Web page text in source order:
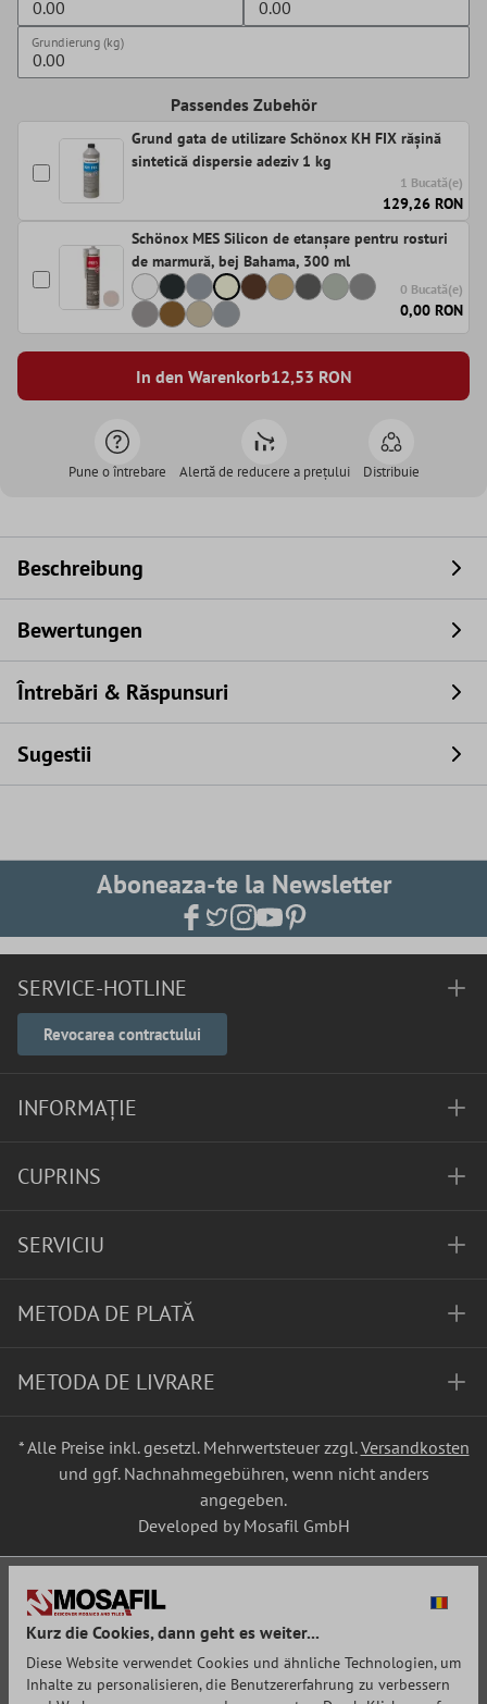
Grundierung (kg)
Passendes Zubehör
Grund gata de utilizare Schönox KH FIX rășină
sintetică dispersie adeziv 1 kg
1 Bucată(e)
129,26 RON
Schönox MES Silicon de etanșare pentru rosturi
de marmură, bej Bahama, 300 ml
0 Bucată(e)
0,00 RON
In den Warenkorb12,53 RON
Pune o întrebare Alertă de reducere a prețului Distribuie
Beschreibung
Bewertungen
Întrebări & Răspunsuri
Sugestii
Aboneaza-te la Newsletter
SERVICE-HOTLINE
Revocarea contractului
INFORMAȚIE
CUPRINS
SERVICIU
METODA DE PLATĂ
METODA DE LIVRARE
* Alle Preise inkl. gesetzl. Mehrwertsteuer zzgl.Versandkosten
und ggf. Nachnahmegebühren, wenn nicht anders
angegeben.
Developed by Mosafil GmbH
Kurz die Cookies, dann geht es weiter...
Diese Website verwendet Cookies und ähnliche Technologien, um
Inhalte zu personalisieren, die Benutzererfahrung zu verbessern